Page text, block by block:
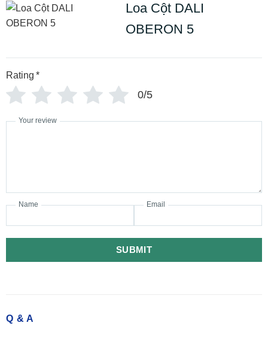
Loa Cột DALI
OBERON 5
Rating *
0/5
Your review
Name Email
SUBMIT
Q & A